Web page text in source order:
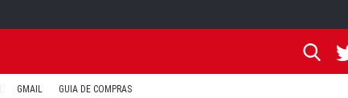
GMAIL GUIA DE COMPRAS